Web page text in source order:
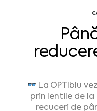
La OPTIblu
prin lentile de la
reduceri de